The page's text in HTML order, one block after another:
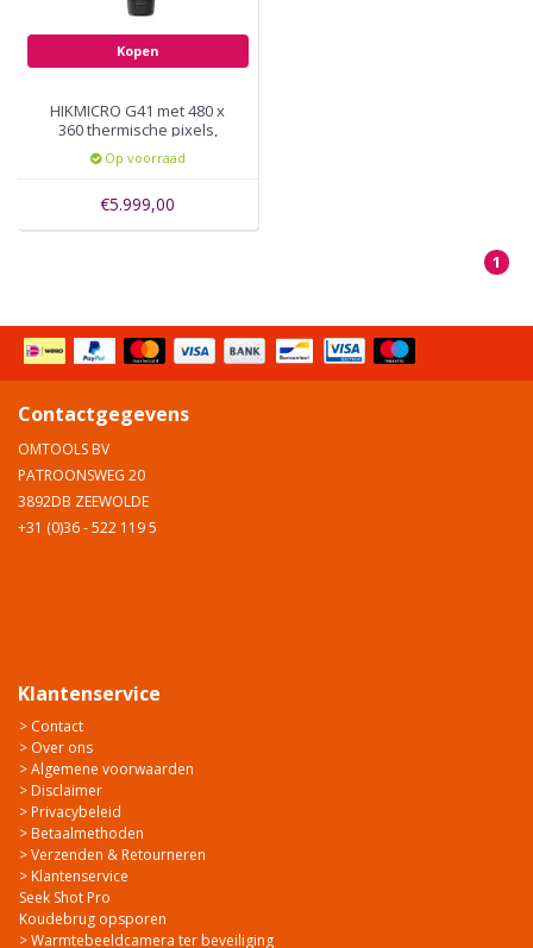
Kopen
HIKMICRO G41 met 480 x
360 thermische pixels,
50Hz, WiFi, GPS
Op voorraad
€5.999,00
1
Contactgegevens
OMTOOLS BV
PATROONSWEG 20
3892DB ZEEWOLDE
+31 (0)36 - 522 119 5
Klantenservice
> Contact
> Over ons
> Algemene voorwaarden
> Disclaimer
> Privacybeleid
> Betaalmethoden
> Verzenden & Retourneren
> Klantenservice
Seek Shot Pro
Koudebrug opsporen
> Warmtebeeldcamera ter beveiliging